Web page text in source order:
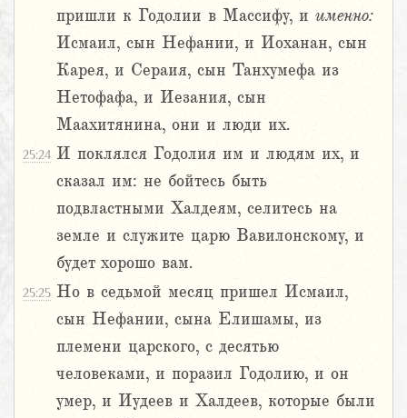
пришли к Годолии в Массифу, и именно:
Исмаил, сын Нефании, и Иоханан, сын
Карея, и Сераия, сын Танхумефа из
Нетофафа, и Иезания, сын
Маахитянина, они и люди их.
25:24 И поклялся Годолия им и людям их, и
сказал им: не бойтесь быть
подвластными Халдеям, селитесь на
земле и служите царю Вавилонскому, и
будет хорошо вам.
25:25 Но в седьмой месяц пришел Исмаил,
сын Нефании, сына Елишамы, из
племени царского, с десятью
человеками, и поразил Годолию, и он
умер, и Иудеев и Халдеев, которые были